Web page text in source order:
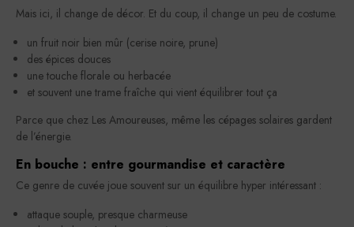
Mais ici, il change de décor. Et du coup, il change un peu de costume.
un fruit noir bien mûr (cerise noire, prune)
des épices douces
une touche florale ou herbacée
et souvent une trame fraîche qui vient équilibrer tout ça
Parce que chez Les Amoureuses, même les cépages solaires gardent
de l’énergie.
En bouche : entre gourmandise et caractère
Ce genre de cuvée joue souvent sur un équilibre hyper intéressant :
attaque souple, presque charmeuse